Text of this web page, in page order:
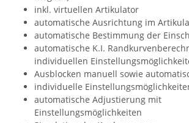
inkl. virtuellen Artikulator
automatische Ausrichtung im
automatische Bestimmung der
automatische K.I.
individuellen
Ausblocken manuell sowie
individuelle
automatische Adjustierung mit
Einstellungsmöglichkeiten